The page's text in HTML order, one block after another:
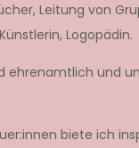
Leitung von
Logopädin.
ehrenamtlich und
biete ich